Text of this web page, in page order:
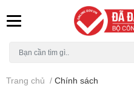
Trang chủ / Chính sách